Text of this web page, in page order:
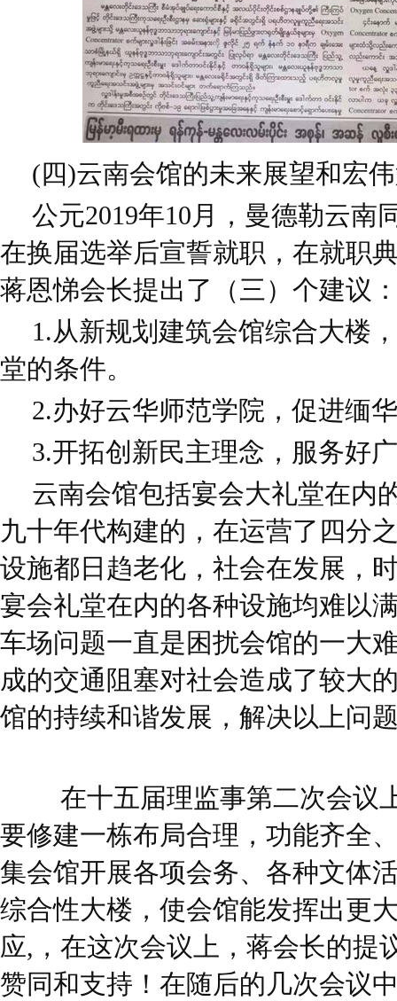
(四)云南会馆的未来展望和宏
公元2019年10月，曼德勒云南
在换届选举后宣誓就职，在就职
蒋恩悌会长提出了（三）个建议
1.从新规划建筑会馆综合大楼
堂的条件。
2.办好云华师范学院，促进缅
3.开拓创新民主理念，服务好
云南会馆包括宴会大礼堂在内
九十年代构建的，在运营了四分
设施都日趋老化，社会在发展，
宴会礼堂在内的各种设施均难以
车场问题一直是困扰会馆的一大
成的交通阻塞对社会造成了较大
馆的持续和谐发展，解决以上问
在十五届理监事第二次会议
要修建一栋布局合理，功能齐全
集会馆开展各项会务、各种文体
综合性大楼，使会馆能发挥出更
应,，在这次会议上，蒋会长的提
赞同和支持！在随后的几次会议